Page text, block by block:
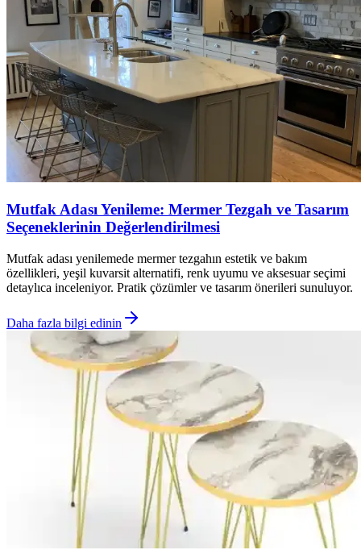
Mutfak Adası Yenileme: Mermer Tezgah ve Tasarım
Seçeneklerinin Değerlendirilmesi
Mutfak adası yenilemede mermer tezgahın estetik ve bakım
özellikleri, yeşil kuvarsit alternatifi, renk uyumu ve aksesuar seçimi
detaylıca inceleniyor. Pratik çözümler ve tasarım önerileri sunuluyor.
Daha fazla bilgi edinin